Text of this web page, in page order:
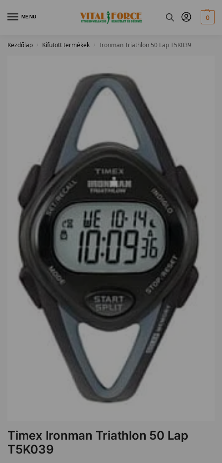
MENÜ 0
Kezdőlap / Kifutott termékek / Ironman Triathlon 50 Lap T5K039
Timex Ironman Triathlon 50 Lap
T5K039